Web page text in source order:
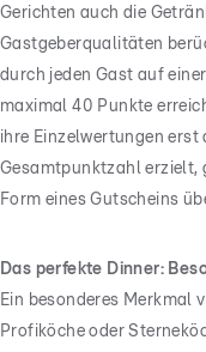
Gerichten auch die
Gastgeberqualitäten
durch jeden Gast auf
maximal 40 Punkte
ihre Einzelwertungen erst
Gesamtpunktzahl erzielt,
Form eines Gutscheins
Das perfekte Dinner:
Ein besonderes Merkmal
Profiköche oder